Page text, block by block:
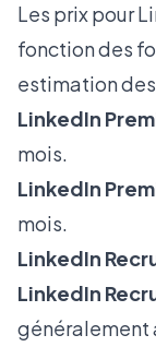
Les prix pour
fonction des
estimation
LinkedIn
mois.
LinkedIn
mois.
LinkedIn
LinkedIn
généralement